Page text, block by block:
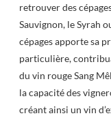
retrouver des
Sauvignon, le Syrah
cépages apporte sa
particulière,
du vin rouge Sang
la capacité des
créant ainsi un vin